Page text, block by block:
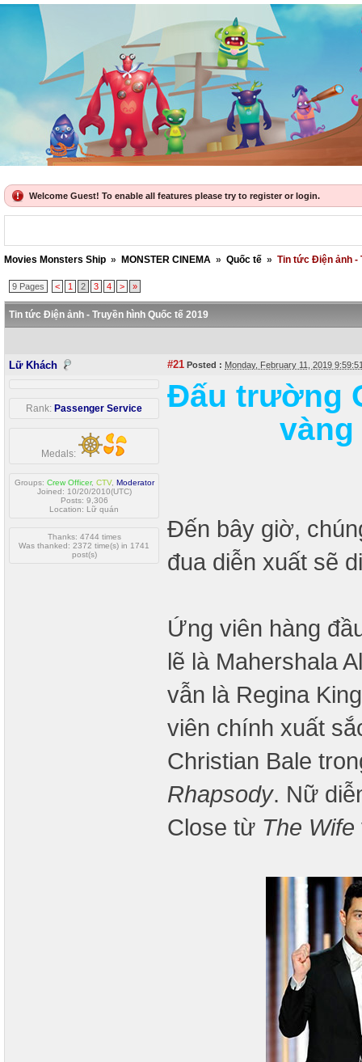
Welcome Guest! To enable all features please try to register or login.
Movies Monsters Ship » MONSTER CINEMA » Quốc tế » Tin tức Điện ảnh -
9 Pages < 1 2 3 4 > »
Tin tức Điện ảnh - Truyền hình Quốc tế 2019
Lữ Khách #21 Posted : Monday, February 11, 2019
Rank: Passenger Service
Medals:
Groups: Crew Officer, CTV, Moderator
Joined: 10/20/2010(UTC)
Posts: 9,306
Location: Lữ quán
Thanks: 4744 times
Was thanked: 2372 time(s) in 1741
post(s)
Đấu trường
Đến bây giờ,
đua diễn xuất sẽ
Ứng viên hàng
lẽ là Mahershala
vẫn là Regina
viên chính xuất
Christian Bale
Rhapsody. Nữ
Close từ The Wife